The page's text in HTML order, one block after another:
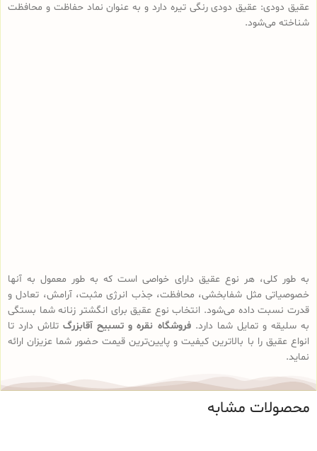
عقیق دودی: عقیق دودی رنگی تیره دارد و به عنوان نماد حفاظت و محافظت
شناخته می‌شود.
به طور کلی، هر نوع عقیق دارای خواصی است که به طور معمول به آنها
خصوصیاتی مثل شفابخشی، محافظت، جذب انرژی مثبت، آرامش، تعادل و
قدرت نسبت داده می‌شود. انتخاب نوع عقیق برای انگشتر زنانه شما بستگی
به سلیقه و تمایل شما دارد.فروشگاه نقره و تسبیح آقابزرگتلاش دارد تا
انواع عقیق را با بالاترین کیفیت و پایین‌ترین قیمت حضور شما عزیزان ارائه
نماید.
محصولات مشابه